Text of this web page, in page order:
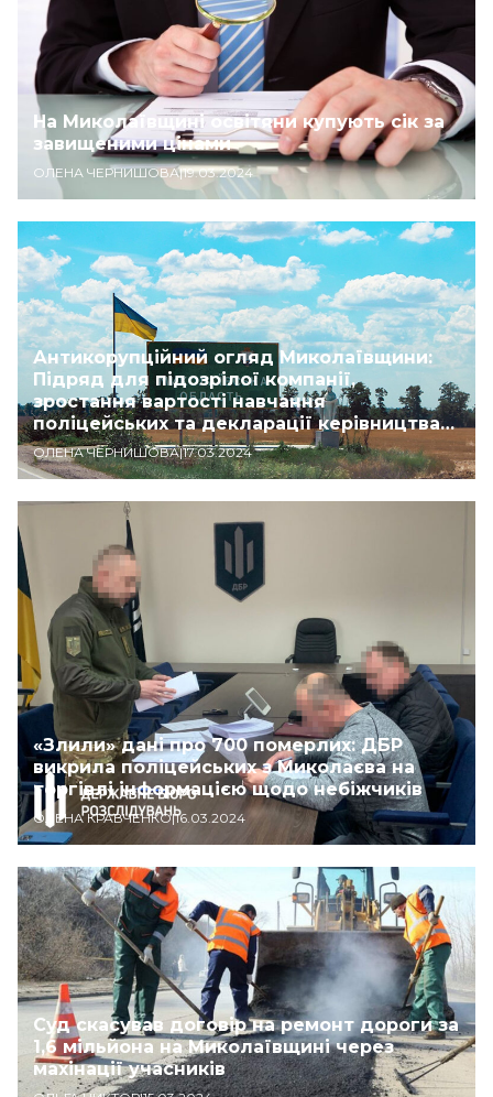
На Миколаївщині освітяни купують сік за
завищеними цінами
ОЛЕНА ЧЕРНИШОВА|19.03.2024
Антикорупційний огляд Миколаївщини:
Підряд для підозрілої компанії,
зростання вартості навчання
поліцейських та декларації керівництва
області
ОЛЕНА ЧЕРНИШОВА|17.03.2024
«Злили» дані про 700 померлих: ДБР
викрила поліцейських з Миколаєва на
торгівлі інформацією щодо небіжчиків
ОЛЕНА КРАВЧЕНКО|16.03.2024
Суд скасував договір на ремонт дороги за
1,6 мільйона на Миколаївщині через
махінації учасників